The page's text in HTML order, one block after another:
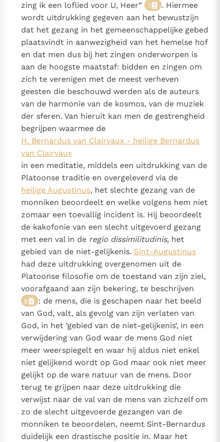
zing ik een loflied voor U, Heer”
7
. Hiermee
wordt uitdrukking gegeven aan het bewustzijn
dat het gezang in het gemeenschappelijke gebed
plaatsvindt in aanwezigheid van het hemelse hof
en dat men dus bij het zingen onderworpen is
aan de hoogste maatstaf: bidden en zingen om
zich te verenigen met de meest verheven
geesten die beschouwd werden als de auteurs
van de harmonie van de kosmos, van de muziek
der sferen. Van hieruit kan men de gestrengheid
begrijpen waarmee de
H. Bernardus van Clairvaux - heilige Bernardus
van Clairvaux
in een meditatie, middels een uitdrukking van de
Platoonse traditie en overgeleverd via de
heilige Augustinus, het slechte gezang van de
monniken beoordeelt en welke volgens hem niet
zomaar een toevallig incident is. Hij beoordeelt
de kakofonie van een slecht uitgevoerd gezang
met een val in de regio dissimilitudinis, het
gebied van de niet-gelijkenis. Sint-Augustinus
had deze uitdrukking overgenomen uit de
Platoonse filosofie om de toestand van zijn ziel,
voorafgaand aan zijn bekering, te beschrijven
8
: de mens, die is geschapen naar het beeld
van God, valt, als gevolg van zijn verlaten van
God, in het ‘gebied van de niet-gelijkenis’, in een
verwijdering van God waar de mens God niet
meer weerspiegelt en waar hij aldus niet enkel
niet gelijkend wordt op God maar ook niet meer
gelijkt op de ware natuur van de mens. Door
terug te grijpen naar deze uitdrukking die
verwijst naar de val van de mens van zichzelf om
zo de slecht uitgevoerde gezangen van de
monniken te beoordelen, neemt Sint-Bernardus
duidelijk een drastische positie in. Maar het